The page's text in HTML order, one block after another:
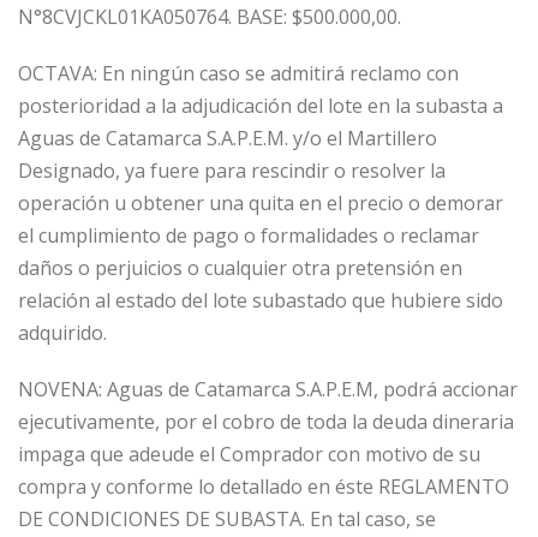
N°8CVJCKL01KA050764. BASE: $500.000,00.
OCTAVA: En ningún caso se admitirá reclamo con
posterioridad a la adjudicación del lote en la subasta a
Aguas de Catamarca S.A.P.E.M. y/o el Martillero
Designado, ya fuere para rescindir o resolver la
operación u obtener una quita en el precio o demorar
el cumplimiento de pago o formalidades o reclamar
daños o perjuicios o cualquier otra pretensión en
relación al estado del lote subastado que hubiere sido
adquirido.
NOVENA: Aguas de Catamarca S.A.P.E.M, podrá accionar
ejecutivamente, por el cobro de toda la deuda dineraria
impaga que adeude el Comprador con motivo de su
compra y conforme lo detallado en éste REGLAMENTO
DE CONDICIONES DE SUBASTA. En tal caso, se